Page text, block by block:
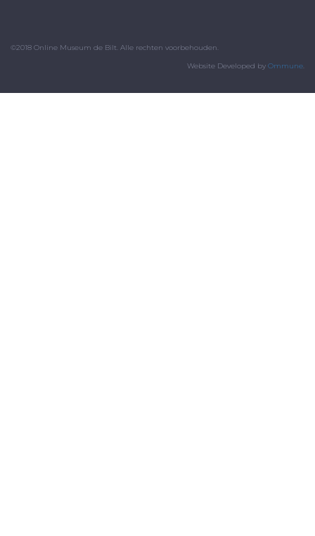
©2018 Online Museum de Bilt. Alle rechten voorbehouden.
Website Developed by Ommune